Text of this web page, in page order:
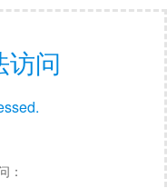
访问
：